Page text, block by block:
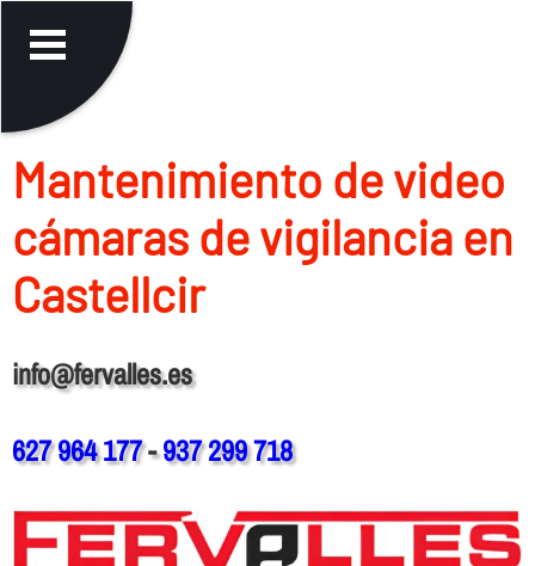
Mantenimiento de video
cámaras de vigilancia en
Castellcir
info@fervalles.es
627 964 177-937 299 718